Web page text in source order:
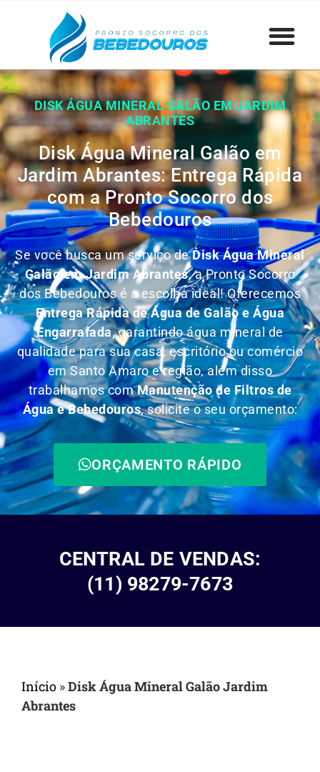
DISK ÁGUA MINERAL GALÃO EM JARDIM
ABRANTES
Disk Água Mineral Galão em
Jardim Abrantes: Entrega Rápida
com a Pronto Socorro dos
Bebedouros
Se você busca um serviço deDisk Água Mineral
Galão em Jardim Abrantes, a Pronto Socorro
dos Bebedouros é a escolha ideal! Oferecemos
Entrega Rápida de Água de Galão e Água
Engarrafada,garantindo água mineral de
qualidade para sua casa, escritório ou comércio
em Santo Amaro e região, além disso
trabalhamos comManutenção de Filtros de
Água e Bebedouros, solicite o seu orçamento:
ORÇAMENTO RÁPIDO
CENTRAL DE VENDAS:
(11) 98279-7673
Início »Disk Água Mineral Galão Jardim
Abrantes